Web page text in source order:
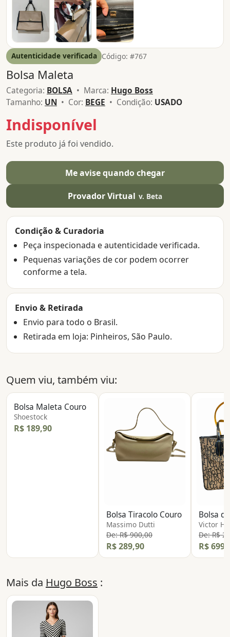
Autenticidade verificada Código: #767
Bolsa Maleta
Categoria: BOLSA • Marca: Hugo Boss
Tamanho: UN • Cor: BEGE • Condição: USADO
Indisponível
Este produto já foi vendido.
Me avise quando chegar
Provador Virtual v. Beta
Condição & Curadoria
Peça inspecionada e autenticidade verificada.
Pequenas variações de cor podem ocorrer
conforme a tela.
Envio & Retirada
Envio para todo o Brasil.
Retirada em loja: Pinheiros, São Paulo.
Quem viu, também viu:
Bolsa Maleta Couro
Shoestock
R$ 189,90
Bolsa Tiracolo Couro
Massimo Dutti
De: R$ 900,00
R$ 289,90
Bolsa
Victor
De: R$
R$
Mais da Hugo Boss :